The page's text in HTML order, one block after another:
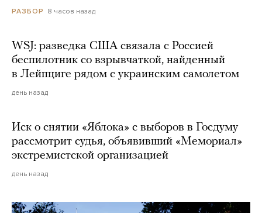
РАЗБОР 8 часов назад
WSJ: разведка США связала с Россией
беспилотник со взрывчаткой, найденный
в Лейпциге рядом с украинским самолетом
день назад
Иск о снятии «Яблока» с выборов в Госдуму
рассмотрит судья, объявивший «Мемориал»
экстремистской организацией
день назад